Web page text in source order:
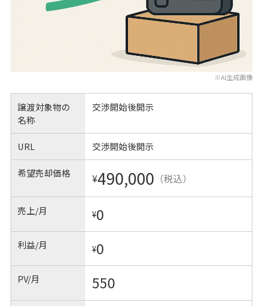
※AI生成画像
譲渡対象物の
名称
交渉開始後開示
URL 交渉開始後開示
希望売却価格 ¥490,000 （税込）
売上/月 ¥0
利益/月 ¥0
PV/月 550